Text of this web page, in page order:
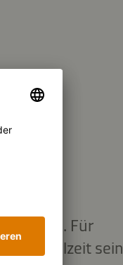
Auflage. Für
sein